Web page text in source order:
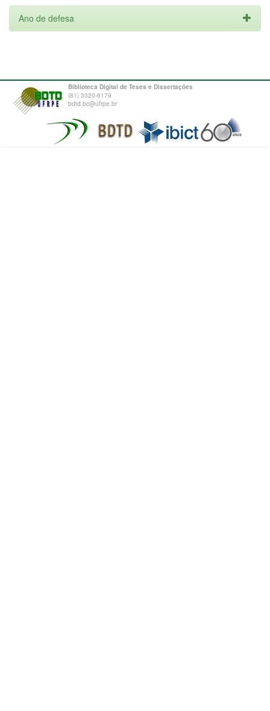
Ano de defesa
Biblioteca Digital de Teses e Dissertações
(81) 3320-6179
bdtd.bc@ufrpe.br